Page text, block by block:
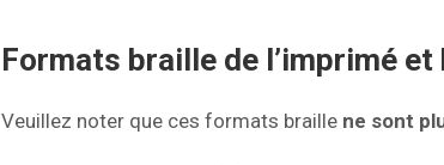
Formats braille de l’imprimé
Veuillez noter que ces formats braille ne sont